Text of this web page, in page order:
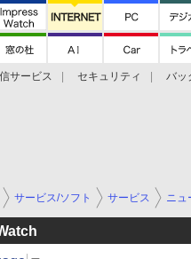
サービス セキュリティ バッ
サービス/ソフト サービス ニュ